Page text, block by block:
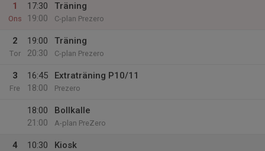
1
Ons
17:30
19:00
Träning
C-plan Prezero
2
Tor
19:00
20:30
Träning
C-plan Prezero
3
Fre
16:45
18:00
Extraträning P10/11
Prezero
18:00
21:00
Bollkalle
A-plan PreZero
4
10:30
Kiosk